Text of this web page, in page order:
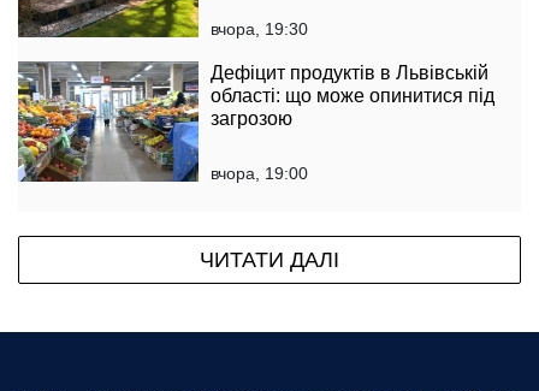
вчора, 19:30
Дефіцит продуктів в Львівській
області: що може опинитися під
загрозою
вчора, 19:00
ЧИТАТИ ДАЛІ